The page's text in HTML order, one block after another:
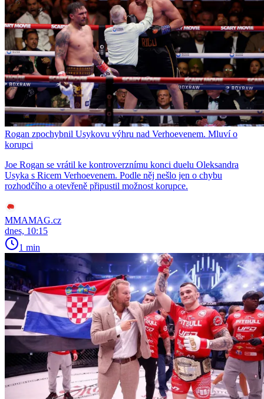
Rogan zpochybnil Usykovu výhru nad Verhoevenem. Mluví o
korupci
Joe Rogan se vrátil ke kontroverznímu konci duelu Oleksandra
Usyka s Ricem Verhoevenem. Podle něj nešlo jen o chybu
rozhodčího a otevřeně připustil možnost korupce.
MMAMAG.cz
dnes, 10:15
1 min